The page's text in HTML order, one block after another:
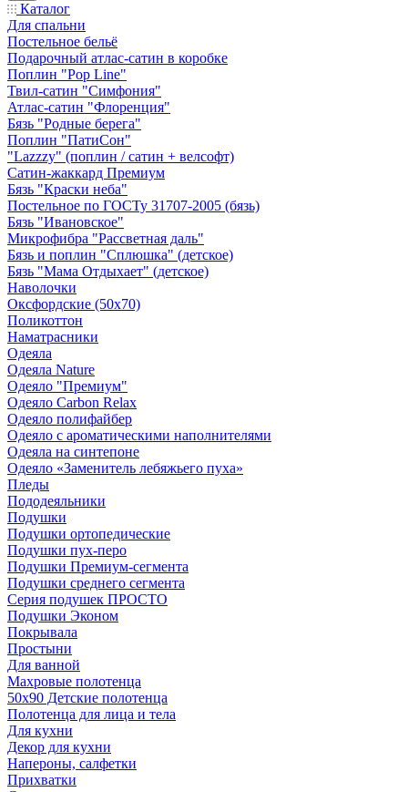
Каталог
Для спальни
Постельное бельё
Подарочный атлас-сатин в коробке
Поплин "Pop Line"
Твил-сатин "Симфония"
Атлас-сатин "Флоренция"
Бязь "Родные берега"
Поплин "ПатиСон"
"Lazzzy" (поплин / сатин + велсофт)
Сатин-жаккард Премиум
Бязь "Краски неба"
Постельное по ГОСТу 31707-2005 (бязь)
Бязь "Ивановское"
Микрофибра "Рассветная даль"
Бязь и поплин "Сплюшка" (детское)
Бязь "Мама Отдыхает" (детское)
Наволочки
Оксфордские (50х70)
Поликоттон
Наматрасники
Одеяла
Одеяла Nature
Одеяло "Премиум"
Одеяло Carbon Relax
Одеяло полифайбер
Одеяло с ароматическими наполнителями
Одеяла на синтепоне
Одеяло «Заменитель лебяжьего пуха»
Пледы
Пододеяльники
Подушки
Подушки ортопедические
Подушки пух-перо
Подушки Премиум-сегмента
Подушки среднего сегмента
Серия подушек ПРОСТО
Подушки Эконом
Покрывала
Простыни
Для ванной
Махровые полотенца
50х90 Детские полотенца
Полотенца для лица и тела
Для кухни
Декор для кухни
Напероны, салфетки
Прихватки